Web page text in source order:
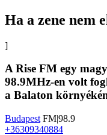
Ha a zene nem
]
A Rise FM egy
98.9MHz-en volt
a Balaton
Budapest FM|98.9
+36309340884